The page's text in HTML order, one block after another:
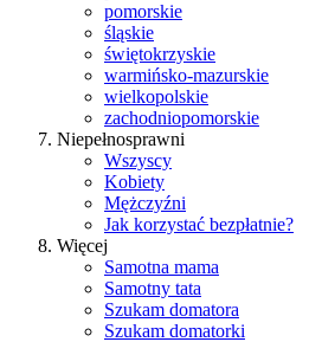
pomorskie
śląskie
świętokrzyskie
warmińsko-mazurskie
wielkopolskie
zachodniopomorskie
Niepełnosprawni
Wszyscy
Kobiety
Mężczyźni
Jak korzystać bezpłatnie?
Więcej
Samotna mama
Samotny tata
Szukam domatora
Szukam domatorki